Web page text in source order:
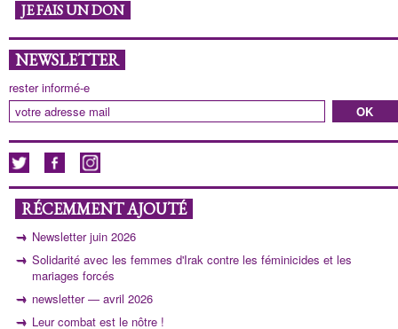
JE FAIS UN DON
NEWSLETTER
rester informé-e
RÉCEMMENT AJOUTÉ
Newsletter juin 2026
Solidarité avec les femmes d'Irak contre les féminicides et les
mariages forcés
newsletter — avril 2026
Leur combat est le nôtre !